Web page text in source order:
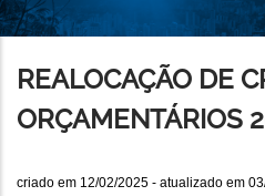
REALOCAÇÃO DE
ORÇAMENTÁRIOS
criado em 12/02/2025 - atualizado em